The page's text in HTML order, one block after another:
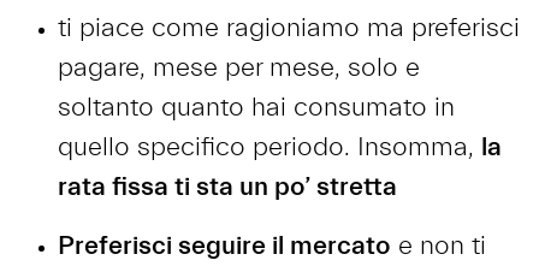
ti piace come ragioniamo ma preferisci
pagare, mese per mese, solo e
soltanto quanto hai consumato in
quello specifico periodo. Insomma, la
rata fissa ti sta un po’ stretta
Preferisci seguire il mercato e non ti